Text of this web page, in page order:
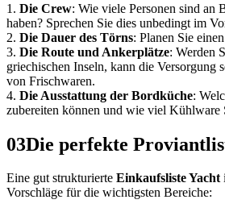
1. Die Crew: Wie viele Personen sind an
haben? Sprechen Sie dies unbedingt im
2. Die Dauer des Törns: Planen Sie
3. Die Route und Ankerplätze: Werden
griechischen Inseln, kann die Versorgung
von Frischwaren.
4. Die Ausstattung der Bordküche:
zubereiten können und wie viel Kühlware
03Die perfekte
Eine gut strukturierte Einkaufsliste Yacht
Vorschläge für die wichtigsten Bereiche: